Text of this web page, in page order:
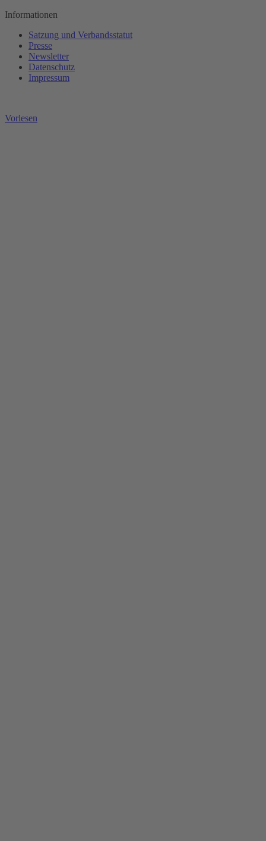
Informationen
Satzung und Verbandsstatut
Presse
Newsletter
Datenschutz
Impressum
Vorlesen